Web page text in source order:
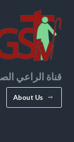
قناة الراعي
About Us